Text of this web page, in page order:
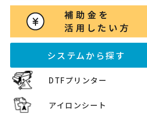
システムから探す
DTFプリンター
アイロンシート